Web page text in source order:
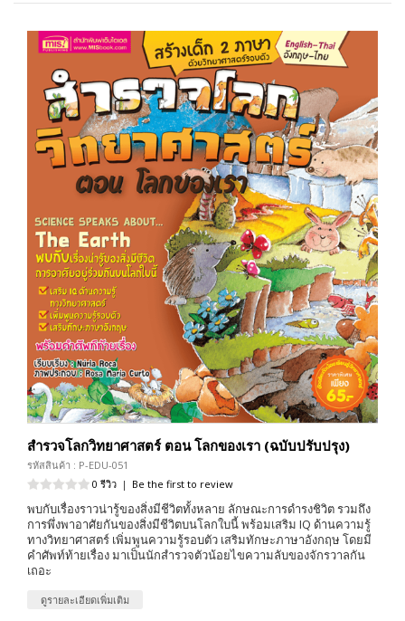
สำรวจโลกวิทยาศาสตร์ ตอน โลกของเรา (ฉบับปรับปรุง)
รหัสสินค้า : P-EDU-051
0 รีวิว | Be the first to review
พบกับเรื่องราวน่ารู้ของสิ่งมีชีวิตทั้งหลาย ลักษณะการดำรงชิวิต รวมถึง
การพึ่งพาอาศัยกันของสิ่งมีชีวิตบนโลกใบนี้ พร้อมเสริม IQ ด้านความรู้
ทางวิทยาศาสตร์ เพิ่มพูนความรู้รอบตัว เสริมทักษะภาษาอังกฤษ โดยมี
คำศัพท์ท้ายเรื่อง มาเป็นนักสำรวจตัวน้อยไขความลับของจักรวาลกัน
เถอะ
ดูรายละเอียดเพิ่มเติม